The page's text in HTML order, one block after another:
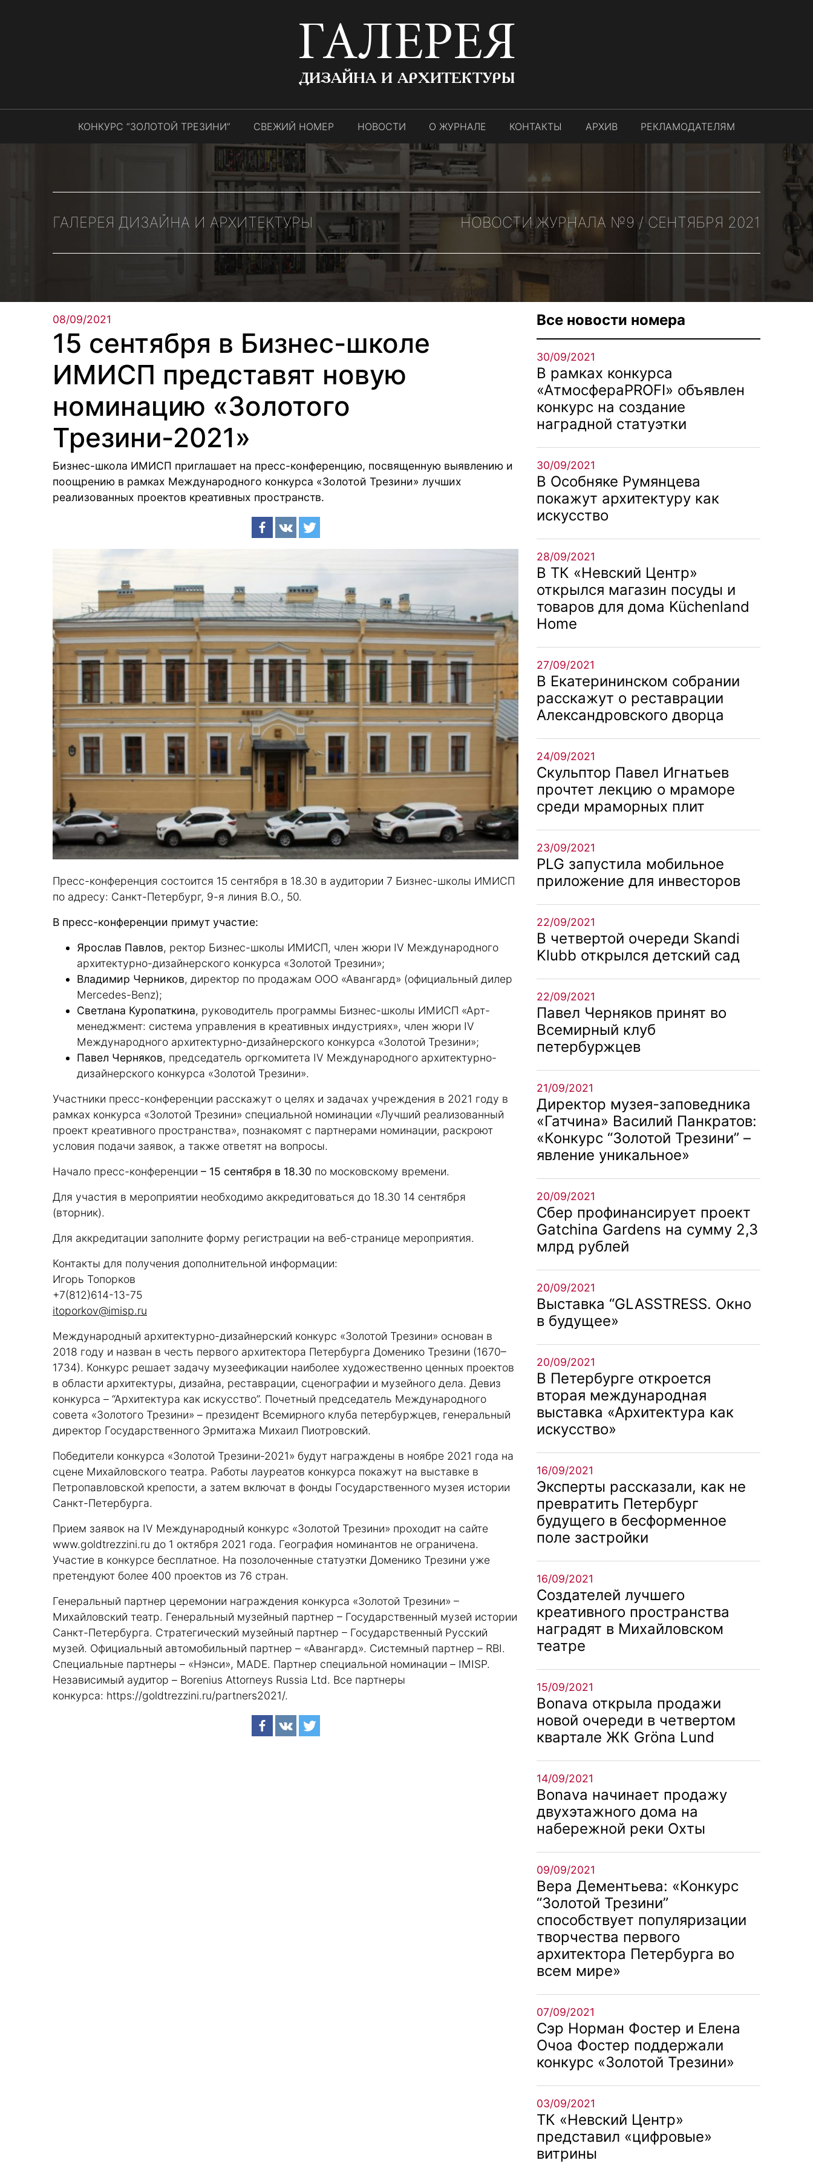
ГАЛЕРЕЯ
ДИЗАЙНА И АРХИТЕКТУРЫ
КОНКУРС “ЗОЛОТОЙ ТРЕЗИНИ” СВЕЖИЙ НОМЕР НОВОСТИ О ЖУРНАЛЕ КОНТАКТЫ АРХИВ РЕКЛАМОДАТЕЛЯМ
ГАЛЕРЕЯ ДИЗАЙНА И АРХИТЕКТУРЫ НОВОСТИ ЖУРНАЛА №9 / СЕНТЯБРЯ 2021
08/09/2021
15 сентября в Бизнес-школе
ИМИСП представят новую
номинацию «Золотого
Трезини-2021»
Бизнес-школа ИМИСП приглашает на пресс-конференцию, посвященную выявлению и
поощрению в рамках Международного конкурса «Золотой Трезини» лучших
реализованных проектов креативных пространств.
Пресс-конференция состоится 15 сентября в 18.30 в аудитории 7 Бизнес-школы ИМИСП
по адресу: Санкт-Петербург, 9-я линия В.О., 50.
В пресс-конференции примут участие:
Ярослав Павлов, ректор Бизнес-школы ИМИСП, член жюри IV Международного
архитектурно-дизайнерского конкурса «Золотой Трезини»;
Владимир Черников, директор по продажам ООО «Авангард» (официальный дилер
Mercedes-Benz);
Светлана Куропаткина, руководитель программы Бизнес-школы ИМИСП «Арт-
менеджмент: система управления в креативных индустриях», член жюри IV
Международного архитектурно-дизайнерского конкурса «Золотой Трезини»;
Павел Черняков, председатель оргкомитета IV Международного архитектурно-
дизайнерского конкурса «Золотой Трезини».
Участники пресс-конференции расскажут о целях и задачах учреждения в 2021 году в
рамках конкурса «Золотой Трезини» специальной номинации «Лучший реализованный
проект креативного пространства», познакомят с партнерами номинации, раскроют
условия подачи заявок, а также ответят на вопросы.
Начало пресс-конференции – 15 сентября в 18.30 по московскому времени.
Для участия в мероприятии необходимо аккредитоваться до 18.30 14 сентября
(вторник).
Для аккредитации заполните форму регистрации на веб-странице мероприятия.
Контакты для получения дополнительной информации:
Игорь Топорков
+7(812)614-13-75
itoporkov@imisp.ru
Международный архитектурно-дизайнерский конкурс «Золотой Трезини» основан в
2018 году и назван в честь первого архитектора Петербурга Доменико Трезини (1670–
1734). Конкурс решает задачу музеефикации наиболее художественно ценных проектов
в области архитектуры, дизайна, реставрации, сценографии и музейного дела. Девиз
конкурса – “Архитектура как искусство”. Почетный председатель Международного
совета «Золотого Трезини» – президент Всемирного клуба петербуржцев, генеральный
директор Государственного Эрмитажа Михаил Пиотровский.
Победители конкурса «Золотой Трезини-2021» будут награждены в ноябре 2021 года на
сцене Михайловского театра. Работы лауреатов конкурса покажут на выставке в
Петропавловской крепости, а затем включат в фонды Государственного музея истории
Санкт-Петербурга.
Прием заявок на IV Международный конкурс «Золотой Трезини» проходит на сайте
www.goldtrezzini.ru до 1 октября 2021 года. География номинантов не ограничена.
Участие в конкурсе бесплатное. На позолоченные статуэтки Доменико Трезини уже
претендуют более 400 проектов из 76 стран.
Генеральный партнер церемонии награждения конкурса «Золотой Трезини» –
Михайловский театр. Генеральный музейный партнер – Государственный музей истории
Санкт-Петербурга. Стратегический музейный партнер – Государственный Русский
музей. Официальный автомобильный партнер – «Авангард». Системный партнер – RBI.
Специальные партнеры – «Нэнси», MADE. Партнер специальной номинации – IMISP.
Независимый аудитор – Borenius Attorneys Russia Ltd. Все партнеры
конкурса: https://goldtrezzini.ru/partners2021/.
Все новости номера
30/09/2021
В рамках конкурса
«АтмосфераPROFI» объявлен
конкурс на создание
наградной статуэтки
30/09/2021
В Особняке Румянцева
покажут архитектуру как
искусство
28/09/2021
В ТК «Невский Центр»
открылся магазин посуды и
товаров для дома Küchenland
Home
27/09/2021
В Екатерининском собрании
расскажут о реставрации
Александровского дворца
24/09/2021
Скульптор Павел Игнатьев
прочтет лекцию о мраморе
среди мраморных плит
23/09/2021
PLG запустила мобильное
приложение для инвесторов
22/09/2021
В четвертой очереди Skandi
Klubb открылся детский сад
22/09/2021
Павел Черняков принят во
Всемирный клуб
петербуржцев
21/09/2021
Директор музея-заповедника
«Гатчина» Василий Панкратов:
«Конкурс “Золотой Трезини” –
явление уникальное»
20/09/2021
Сбер профинансирует проект
Gatchina Gardens на сумму 2,3
млрд рублей
20/09/2021
Выставка “GLASSTRESS. Окно
в будущее»
20/09/2021
В Петербурге откроется
вторая международная
выставка «Архитектура как
искусство»
16/09/2021
Эксперты рассказали, как не
превратить Петербург
будущего в бесформенное
поле застройки
16/09/2021
Создателей лучшего
креативного пространства
наградят в Михайловском
театре
15/09/2021
Bonava открыла продажи
новой очереди в четвертом
квартале ЖК Gröna Lund
14/09/2021
Bonava начинает продажу
двухэтажного дома на
набережной реки Охты
09/09/2021
Вера Дементьева: «Конкурс
“Золотой Трезини”
способствует популяризации
творчества первого
архитектора Петербурга во
всем мире»
07/09/2021
Сэр Норман Фостер и Елена
Очоа Фостер поддержали
конкурс «Золотой Трезини»
03/09/2021
ТК «Невский Центр»
представил «цифровые»
витрины